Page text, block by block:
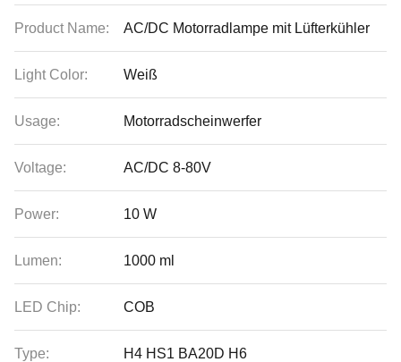
Product Name: AC/DC Motorradlampe mit Lüfterkühler
Light Color: Weiß
Usage: Motorradscheinwerfer
Voltage: AC/DC 8-80V
Power: 10 W
Lumen: 1000 ml
LED Chip: COB
Type: H4 HS1 BA20D H6